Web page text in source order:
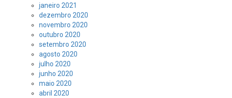
janeiro 2021
dezembro 2020
novembro 2020
outubro 2020
setembro 2020
agosto 2020
julho 2020
junho 2020
maio 2020
abril 2020